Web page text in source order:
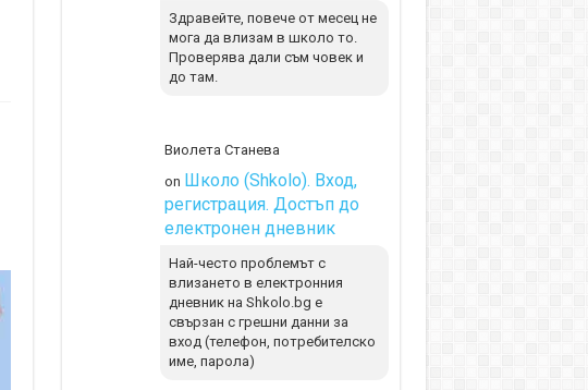
Здравейте, повече от месец не
мога да влизам в школо то.
Проверява дали съм човек и
до там.
Виолета Станева
on Школо (Shkolo). Вход,
регистрация. Достъп до
електронен дневник
Най-често проблемът с
влизането в електронния
дневник на Shkolo.bg е
свързан с грешни данни за
вход (телефон, потребителско
име, парола)